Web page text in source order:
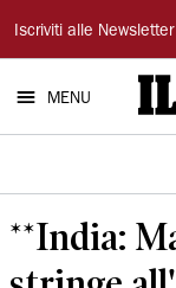
Il
Tirreno
Iscriviti alle Newsletter
MENU
**India: